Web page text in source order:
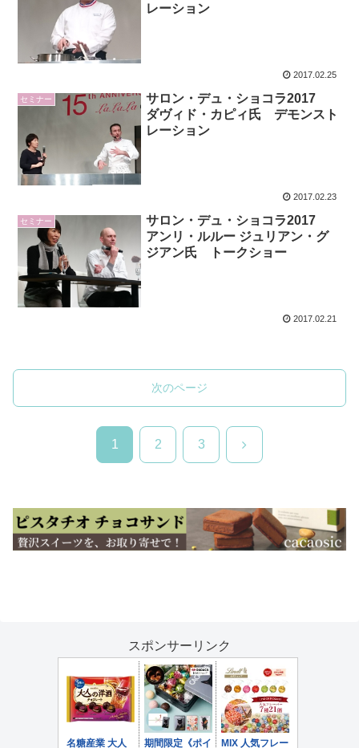
レーション
2017.02.25
セミナー
サロン・デュ・ショコラ2017
ダヴィド・カピィ氏 デモンスト
レーション
2017.02.23
セミナー
サロン・デュ・ショコラ2017
アンリ・ルルー ジュリアン・グ
ジアン氏 トークショー
2017.02.21
次のページ
1 2 3 次
スポンサーリンク